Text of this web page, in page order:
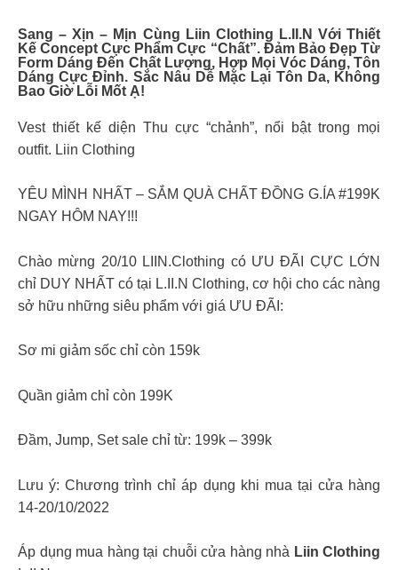
Sang – Xịn – Mịn Cùng Liin Clothing L.II.N Với Thiết
Kế Concept Cực Phẩm Cực “chất”. Đảm Bảo Đẹp Từ
Form Dáng Đến Chất Lượng, Hợp Mọi Vóc Dáng, Tôn
Dáng Cực Đỉnh. Sắc Nâu Dễ Mặc Lại Tôn Da, Không
Bao Giờ Lỗi Mốt Ạ!
Vest thiết kế diện Thu cực “chảnh”, nổi bật trong mọi
outfit. Liin Clothing
YÊU MÌNH NHẤT – SẮM QUÀ CHẤT ĐỒNG G.ÍA #199K
NGAY HÔM NAY!!!
Chào mừng 20/10 LIIN.Clothing có ƯU ĐÃI CỰC LỚN
chỉ DUY NHẤT có tại L.II.N Clothing, cơ hội cho các nàng
sở hữu những siêu phẩm với giá ƯU ĐÃI:
Sơ mi giảm sốc chỉ còn 159k
Quần giảm chỉ còn 199K
Đầm, Jump, Set sale chỉ từ: 199k – 399k
Lưu ý: Chương trình chỉ áp dụng khi mua tại cửa hàng
14-20/10/2022
Áp dụng mua hàng tại chuỗi cửa hàng nhà Liin Clothing